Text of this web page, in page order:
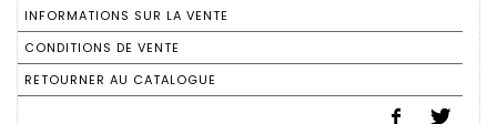
INFORMATIONS SUR LA VENTE
CONDITIONS DE VENTE
RETOURNER AU CATALOGUE